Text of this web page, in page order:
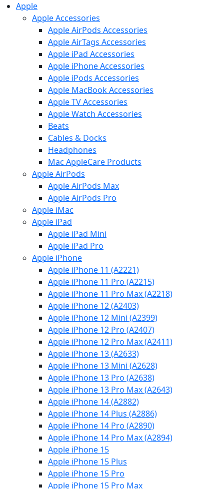
Apple
Apple Accessories
Apple AirPods Accessories
Apple AirTags Accessories
Apple iPad Accessories
Apple iPhone Accessories
Apple iPods Accessories
Apple MacBook Accessories
Apple TV Accessories
Apple Watch Accessories
Beats
Cables & Docks
Headphones
Mac AppleCare Products
Apple AirPods
Apple AirPods Max
Apple AirPods Pro
Apple iMac
Apple iPad
Apple iPad Mini
Apple iPad Pro
Apple iPhone
Apple iPhone 11 (A2221)
Apple iPhone 11 Pro (A2215)
Apple iPhone 11 Pro Max (A2218)
Apple iPhone 12 (A2403)
Apple iPhone 12 Mini (A2399)
Apple iPhone 12 Pro (A2407)
Apple iPhone 12 Pro Max (A2411)
Apple iPhone 13 (A2633)
Apple iPhone 13 Mini (A2628)
Apple iPhone 13 Pro (A2638)
Apple iPhone 13 Pro Max (A2643)
Apple iPhone 14 (A2882)
Apple iPhone 14 Plus (A2886)
Apple iPhone 14 Pro (A2890)
Apple iPhone 14 Pro Max (A2894)
Apple iPhone 15
Apple iPhone 15 Plus
Apple iPhone 15 Pro
Apple iPhone 15 Pro Max